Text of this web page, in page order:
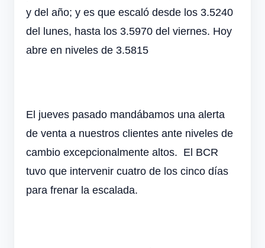
y del año; y es que escaló desde los 3.5240
del lunes, hasta los 3.5970 del viernes. Hoy
abre en niveles de 3.5815
El jueves pasado mandábamos una alerta
de venta a nuestros clientes ante niveles de
cambio excepcionalmente altos. El BCR
tuvo que intervenir cuatro de los cinco días
para frenar la escalada.